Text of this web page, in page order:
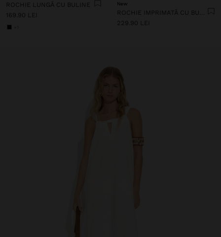
ROCHIE LUNGĂ CU BULINE
169.90 LEI
New
ROCHIE IMPRIMATĂ CU BULINE 100% BUMBAC
229.90 LEI